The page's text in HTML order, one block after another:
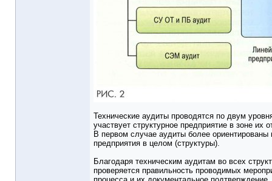
Технические аудиты проводятся по двум
участвует структурное предприятие в зоне их
В первом случае аудиты более ориентированы
предприятия в целом (структуры).
Благодаря техническим аудитам во всех
проверяется правильность проводимых